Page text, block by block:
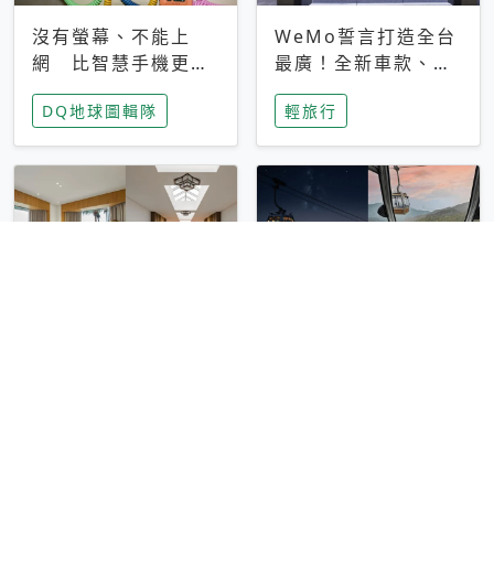
沒有螢幕、不能上
網 比智慧手機更讓
家長安心，美國孩童
瘋迷復古「有線電
話」
DQ地球圖輯隊
WeMo誓言打造全台
最廣！全新車款、獨
特香氛，共享科技迎
來新世代
輕旅行